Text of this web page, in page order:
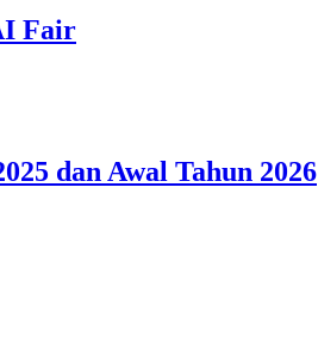
Fair
dan Awal Tahun 2026